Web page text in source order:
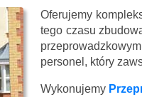
Oferujemy
tego czasu
personel, który
Wykonujemy